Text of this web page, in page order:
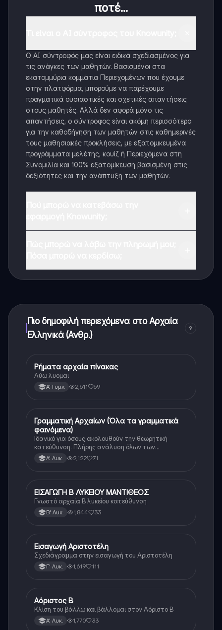
ποτέ...
Ο AI σύντροφός μας είναι ειδικά σχεδιασμένος για
τις ανάγκες των μαθητών. Βασισμένοι στα
εκατομμύρια κομμάτια Περιεχομένων που έχουμε
στην πλατφόρμα, μπορούμε να παρέχουμε
πραγματικά ουσιαστικές και σχετικές απαντήσεις
στους μαθητές. Αλλά δεν αφορά μόνο τις
απαντήσεις, ο σύντροφος είναι ακόμη περισσότερο
για την καθοδήγηση των μαθητών στις καθημερινές
τους μαθησιακές προκλήσεις, με εξατομικευμένα
προγράμματα μελέτης, κουίζ ή Περιεχόμενα στη
Συνομιλία και 100% εξατομίκευση βασισμένη στις
δεξιότητες και την ανάπτυξη των μαθητών.
Πιο δημοφιλή περιεχόμενα στο Αρχαία
Ελληνικά (Ανθρ.)
9
Αρχαία Ελληνικά (Ανθρ.)
Ρήματα αρχαία πίνακας
Λύω λυομαι
Α' Γυμν. 2,511 59
Αρχαία Ελληνικά
Γραμματική Αρχαίων (Όλα τα γραμματικά
φαινόμενα)
Ιδανικό για όσους ακολουθούν την θεωρητική
κατεύθυνση. Πλήρης ανάλυση όλων των
γραμματικών φαινομένων της αρχαίας Ελληνικής.
Α' Λυκ. 2,122 71
Αρχαία Ελληνικά (Ανθρ.)
ΕΙΣΑΓΩΓΗ Β ΛΥΚΕΙΟΥ ΜΑΝΤΙΘΕΟΣ
Γνωστό αρχαία Β λυκείου κατεύθυνση
Β' Λυκ. 1,844 33
Αρχαία Ελληνικά (Ανθρ.)
Εισαγωγή Αριστοτέλη
Σχεδιάγραμμα στην εισαγωγή του Αριστοτέλη
Γ' Λυκ. 1,619 111
Αρχαία Ελληνικά
Αόριστος Β
Κλίση του βάλλω και βάλλομαι στον Αόριστο Β
Α' Λυκ. 1,770 33